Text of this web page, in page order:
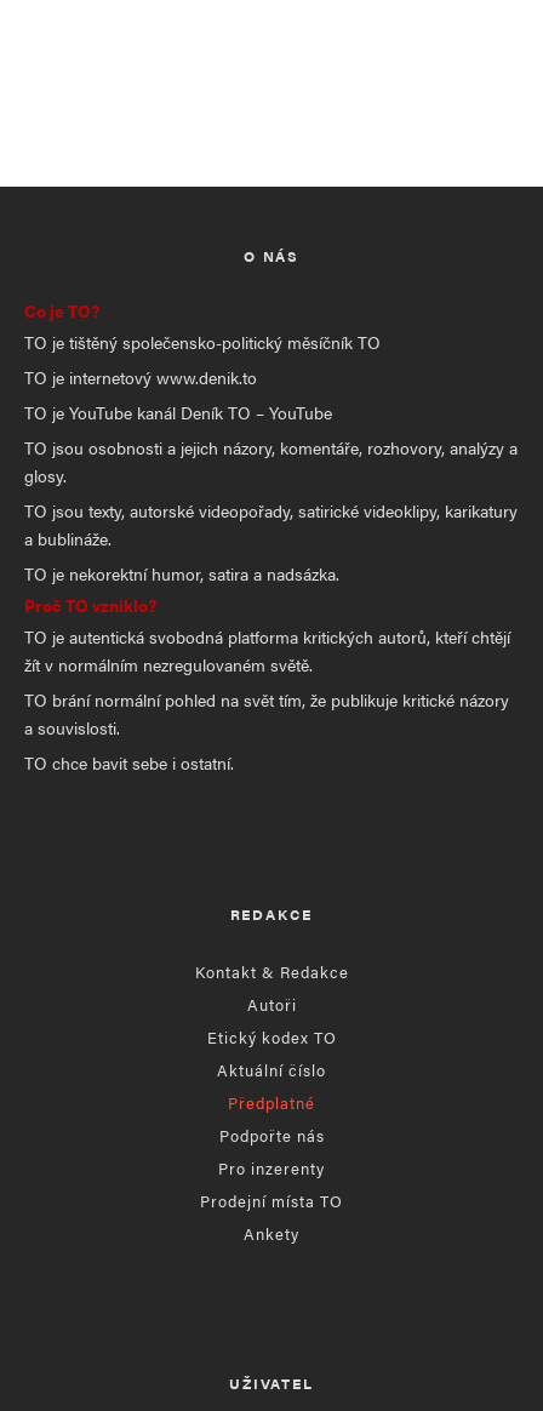
O NÁS
Co je TO?
TO je tištěný společensko-politický měsíčník TO
TO je internetový www.denik.to
TO je YouTube kanál Deník TO – YouTube
TO jsou osobnosti a jejich názory, komentáře, rozhovory, analýzy a
glosy.
TO jsou texty, autorské videopořady, satirické videoklipy, karikatury
a bublináže.
TO je nekorektní humor, satira a nadsázka.
Proč TO vzniklo?
TO je autentická svobodná platforma kritických autorů, kteří chtějí
žít v normálním nezregulovaném světě.
TO brání normální pohled na svět tím, že publikuje kritické názory
a souvislosti.
TO chce bavit sebe i ostatní.
REDAKCE
Kontakt & Redakce
Autoři
Etický kodex TO
Aktuální číslo
Předplatné
Podpořte nás
Pro inzerenty
Prodejní místa TO
Ankety
UŽIVATEL